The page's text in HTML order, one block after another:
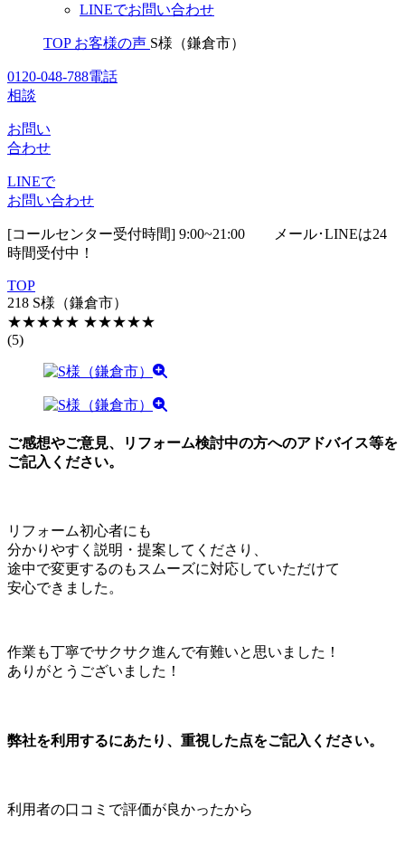
LINEでお問い合わせ
TOP お客様の声 S様（鎌倉市）
0120-048-788電話
相談
お問い
合わせ
LINEで
お問い合わせ
[コールセンター受付時間] 9:00~21:00 メール･LINEは24
時間受付中！
TOP
218 S様（鎌倉市）
★★★★★ ★★★★★
(5)
ご感想やご意見、リフォーム検討中の方へのアドバイス等を
ご記入ください。
リフォーム初心者にも
分かりやすく説明・提案してくださり、
途中で変更するのもスムーズに対応していただけて
安心できました。
作業も丁寧でサクサク進んで有難いと思いました！
ありがとうございました！
弊社を利用するにあたり、重視した点をご記入ください。
利用者の口コミで評価が良かったから